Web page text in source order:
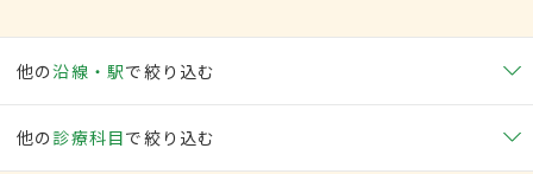
他の沿線・駅で絞り込む
他の 診療科目で絞り込む